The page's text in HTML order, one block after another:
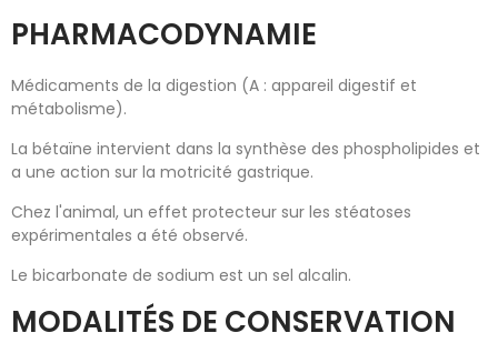
PHARMACODYNAMIE
Médicaments de la digestion (A : appareil digestif et
métabolisme).
La bétaïne intervient dans la synthèse des phospholipides et
a une action sur la motricité gastrique.
Chez l'animal, un effet protecteur sur les stéatoses
expérimentales a été observé.
Le bicarbonate de sodium est un sel alcalin.
MODALITÉS DE CONSERVATION